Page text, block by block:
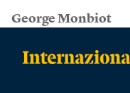
George Monbiot